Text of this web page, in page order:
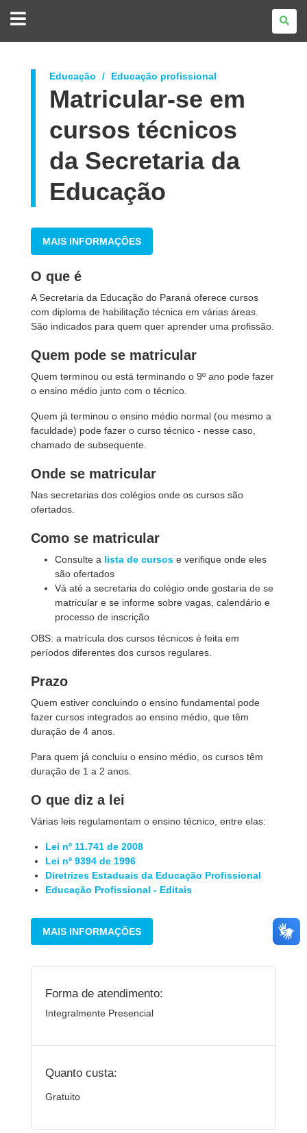
DO
Educação Educação profissional
Matricular-se em
cursos técnicos
da Secretaria da
Educação
MAIS INFORMAÇÕES
O que é
A Secretaria da Educação do Paraná oferece cursos
com diploma de habilitação técnica em várias áreas.
São indicados para quem quer aprender uma profissão.
Quem pode se matricular
Quem terminou ou está terminando o 9º ano pode fazer
o ensino médio junto com o técnico.
Quem já terminou o ensino médio normal (ou mesmo a
faculdade) pode fazer o curso técnico - nesse caso,
chamado de subsequente.
Onde se matricular
Nas secretarias dos colégios onde os cursos são
ofertados.
Como se matricular
Consulte a lista de cursos e verifique onde eles
são ofertados
Vá até a secretaria do colégio onde gostaria de se
matricular e se informe sobre vagas, calendário e
processo de inscrição
OBS: a matrícula dos cursos técnicos é feita em
períodos diferentes dos cursos regulares.
Prazo
Quem estiver concluindo o ensino fundamental pode
fazer cursos integrados ao ensino médio, que têm
duração de 4 anos.
Para quem já concluiu o ensino médio, os cursos têm
duração de 1 a 2 anos.
O que diz a lei
Várias leis regulamentam o ensino técnico, entre elas:
Lei nº 11.741 de 2008
Lei nº 9394 de 1996
Diretrizes Estaduais da Educação Profissional
Educação Profissional - Editais
MAIS INFORMAÇÕES
Forma de atendimento:
Integralmente Presencial
Quanto custa:
Gratuito